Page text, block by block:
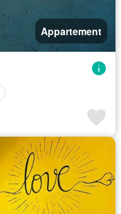
Appartement